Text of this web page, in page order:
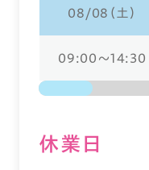
08/08（土）
09:00～14:30
休業⽇